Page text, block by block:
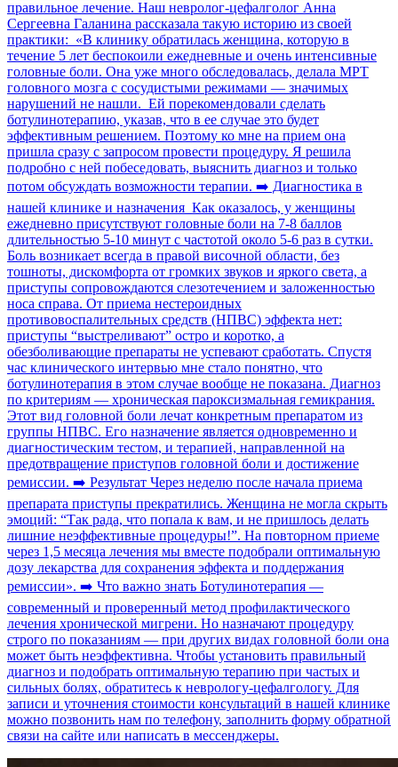
правильное лечение. Наш невролог-цефалголог Анна
Сергеевна Галанина рассказала такую историю из своей
практики: «В клинику обратилась женщина, которую в
течение 5 лет беспокоили ежедневные и очень интенсивные
головные боли. Она уже много обследовалась, делала МРТ
головного мозга с сосудистыми режимами — значимых
нарушений не нашли. Ей порекомендовали сделать
ботулинотерапию, указав, что в ее случае это будет
эффективным решением. Поэтому ко мне на прием она
пришла сразу с запросом провести процедуру. Я решила
подробно с ней побеседовать, выяснить диагноз и только
потом обсуждать возможности терапии. ➡️ Диагностика в
нашей клинике и назначения Как оказалось, у женщины
ежедневно присутствуют головные боли на 7-8 баллов
длительностью 5-10 минут с частотой около 5-6 раз в сутки.
Боль возникает всегда в правой височной области, без
тошноты, дискомфорта от громких звуков и яркого света, а
приступы сопровождаются слезотечением и заложенностью
носа справа. От приема нестероидных
противовоспалительных средств (НПВС) эффекта нет:
приступы “выстреливают” остро и коротко, а
обезболивающие препараты не успевают сработать. Спустя
час клинического интервью мне стало понятно, что
ботулинотерапия в этом случае вообще не показана. Диагноз
по критериям — хроническая пароксизмальная гемикрания.
Этот вид головной боли лечат конкретным препаратом из
группы НПВС. Его назначение является одновременно и
диагностическим тестом, и терапией, направленной на
предотвращение приступов головной боли и достижение
ремиссии. ➡️ Результат Через неделю после начала приема
препарата приступы прекратились. Женщина не могла скрыть
эмоций: “Так рада, что попала к вам, и не пришлось делать
лишние неэффективные процедуры!”. На повторном приеме
через 1,5 месяца лечения мы вместе подобрали оптимальную
дозу лекарства для сохранения эффекта и поддержания
ремиссии». ➡️ Что важно знать Ботулинотерапия —
современный и проверенный метод профилактического
лечения хронической мигрени. Но назначают процедуру
строго по показаниям — при других видах головной боли она
может быть неэффективна. Чтобы установить правильный
диагноз и подобрать оптимальную терапию при частых и
сильных болях, обратитесь к неврологу-цефалгологу. Для
записи и уточнения стоимости консультаций в нашей клинике
можно позвонить нам по телефону, заполнить форму обратной
связи на сайте или написать в мессенджеры.